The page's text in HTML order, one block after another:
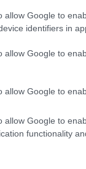
allow Google to
identifiers in
allow Google to
allow Google to
allow Google to
functionality
αποφάσεις
άλλο θέμα,